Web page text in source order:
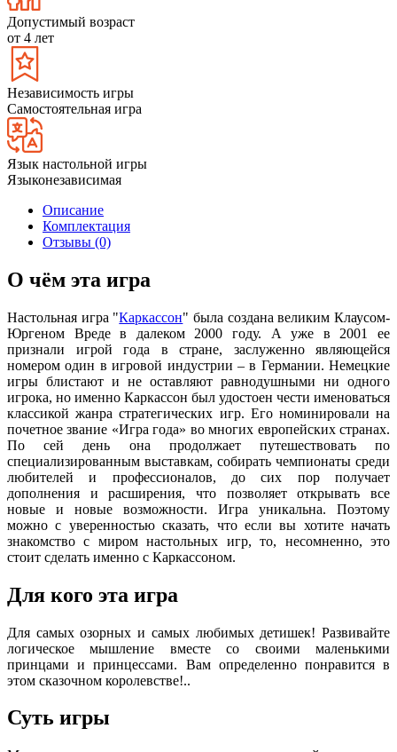
Допустимый возраст
от 4 лет
Независимость игры
Самостоятельная игра
Язык настольной игры
Языконезависимая
Описание
Комплектация
Отзывы (0)
О чём эта игра
Настольная игра "Каркассон" была создана великим Клаусом-
Юргеном Вреде в далеком 2000 году. А уже в 2001 ее
признали игрой года в стране, заслуженно являющейся
номером один в игровой индустрии – в Германии. Немецкие
игры блистают и не оставляют равнодушными ни одного
игрока, но именно Каркассон был удостоен чести именоваться
классикой жанра стратегических игр. Его номинировали на
почетное звание «Игра года» во многих европейских странах.
По сей день она продолжает путешествовать по
специализированным выставкам, собирать чемпионаты среди
любителей и профессионалов, до сих пор получает
дополнения и расширения, что позволяет открывать все
новые и новые возможности. Игра уникальна. Поэтому
можно с уверенностью сказать, что если вы хотите начать
знакомство с миром настольных игр, то, несомненно, это
стоит сделать именно с Каркассоном.
Для кого эта игра
Для самых озорных и самых любимых детишек! Развивайте
логическое мышление вместе со своими маленькими
принцами и принцессами. Вам определенно понравится в
этом сказочном королевстве!..
Суть игры